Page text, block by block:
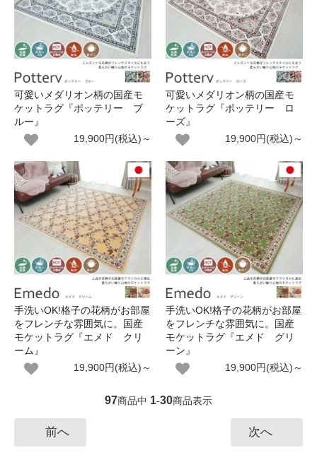
可愛いメダリオン柄の国産モ
ケットラグ『ポッテリー ブ
ルー』
19,900円(税込)～
可愛いメダリオン柄の国産モ
ケットラグ『ポッテリー ロ
ーズ』
19,900円(税込)～
手洗いOK!格子の花柄がお部屋
をフレンチな雰囲気に。国産
モケットラグ『エメド クリ
ーム』
19,900円(税込)～
手洗いOK!格子の花柄がお部屋
をフレンチな雰囲気に。国産
モケットラグ『エメド グリ
ーン』
19,900円(税込)～
97商品中 1-30商品表示
前へ 次へ